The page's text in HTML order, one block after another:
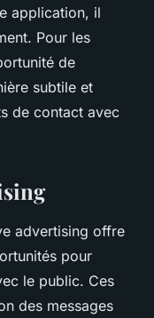
application, il
Pour les
de
subtile et
de contact avec
advertising offre
pour
le public. Ces
des messages